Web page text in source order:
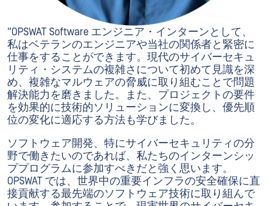
"OPSWAT Software エンジニア・インターンとして、
私はベテランのエンジニアや当社の関係者と緊密に
仕事をすることができます。現代のサイバーセキュ
リティ・システムの複雑さについて初めて見識を深
め、複雑なマルウェアの脅威に取り組むことで問題
解決能力を磨きました。また、プロジェクトの要件
を効果的に技術的ソリューションに変換し、優先順
位の変化に適応する方法も学びました。
ソフトウェア開発、特にサイバーセキュリティの分
野で働きたいのであれば、私たちのインターンシッ
ププログラムに参加すべきだと強く思います。
OPSWAT では、世界中の重要インフラの安全確保に直
接貢献する最先端のソフトウェア技術に取り組んで